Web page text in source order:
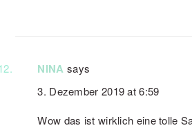
NINA says
3. Dezember 2019 at 6:59
Wow das ist wirklich eine tolle